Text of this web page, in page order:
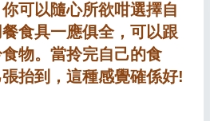
可以隨心所欲咁選擇自
食具一應俱全，可以跟
物。當拎完自己的食
抬到，這種感覺確係好!